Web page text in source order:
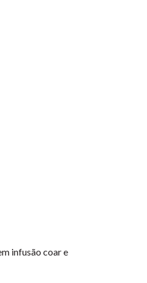
infusão coar e